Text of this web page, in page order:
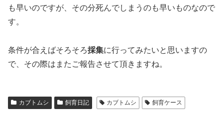
も早いのですが、その分死んでしまうのも早いものなので
す。
条件が合えばそろそろ採集に行ってみたいと思いますの
で、その際はまたご報告させて頂きますね。
カブトムシ 飼育日記 カブトムシ 飼育ケース